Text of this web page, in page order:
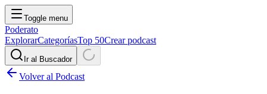
Toggle menu
Poderato
ExplorarCategoríasTop 50Crear podcast
Ir al Buscador
Volver al Podcast